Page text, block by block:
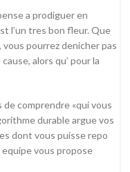
a prodiguer en
l’un tres bon fleur. Que
pourrez denicher pas
alors qu’ pour la
comprendre «qui vous
durable argue vos
dont vous puisse repo
vous propose